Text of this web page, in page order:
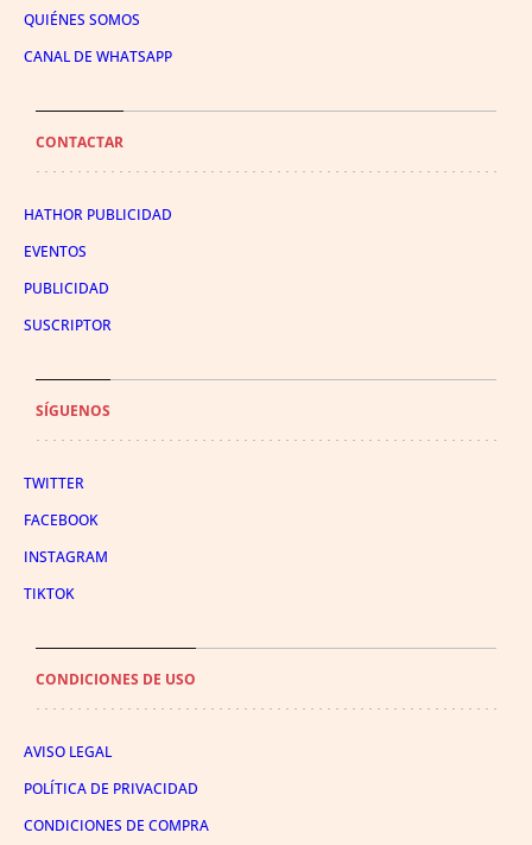
QUIÉNES SOMOS
CANAL DE WHATSAPP
CONTACTAR
HATHOR PUBLICIDAD
EVENTOS
PUBLICIDAD
SUSCRIPTOR
SÍGUENOS
TWITTER
FACEBOOK
INSTAGRAM
TIKTOK
CONDICIONES DE USO
AVISO LEGAL
POLÍTICA DE PRIVACIDAD
CONDICIONES DE COMPRA